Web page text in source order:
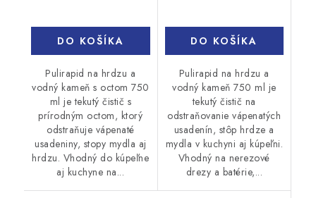
DO KOŠÍKA
Pulirapid na hrdzu a
vodný kameň s octom 750
ml je tekutý čistič s
prírodným octom, ktorý
odstraňuje vápenaté
usadeniny, stopy mydla aj
hrdzu. Vhodný do kúpeľne
aj kuchyne na...
DO KOŠÍKA
Pulirapid na hrdzu a
vodný kameň 750 ml je
tekutý čistič na
odstraňovanie vápenatých
usadenín, stôp hrdze a
mydla v kuchyni aj kúpeľni.
Vhodný na nerezové
drezy a batérie,...